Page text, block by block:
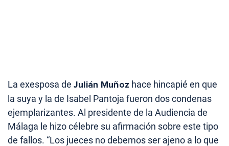
La exesposa de Julián Muñoz hace hincapié en que
la suya y la de Isabel Pantoja fueron dos condenas
ejemplarizantes. Al presidente de la Audiencia de
Málaga le hizo célebre su afirmación sobre este tipo
de fallos. “Los jueces no debemos ser ajeno a lo que